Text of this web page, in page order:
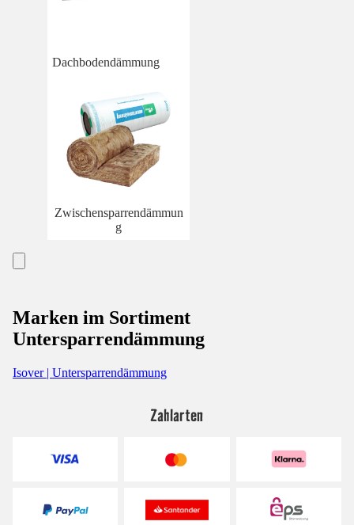
Dachbodendämmung
Zwischensparrendämmun
g
Marken im Sortiment
Untersparrendämmung
Isover | Untersparrendämmung
Zahlarten